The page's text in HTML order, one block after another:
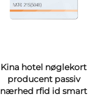
Kina hotel nøglekort
producent passiv
nærhed rfid id smart